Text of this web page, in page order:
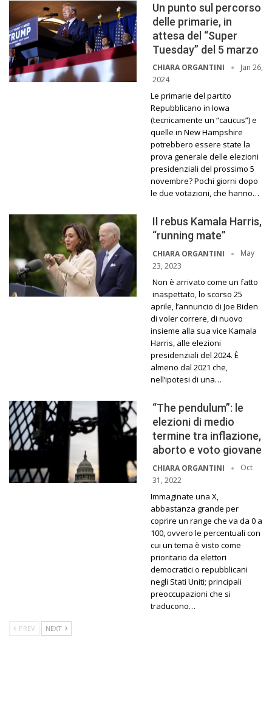
Un punto sul percorso
delle primarie, in
attesa del “Super
Tuesday” del 5 marzo
CHIARA ORGANTINI
Jan 26,
2024
Le primarie del partito
Repubblicano in Iowa
(tecnicamente un “caucus”) e
quelle in New Hampshire
potrebbero essere state la
prova generale delle elezioni
presidenziali del prossimo 5
novembre? Pochi giorni dopo
le due votazioni, che hanno…
Il rebus Kamala Harris,
“running mate”
CHIARA ORGANTINI
May
23, 2023
Non è arrivato come un fatto
inaspettato, lo scorso 25
aprile, l’annuncio di Joe Biden
di voler correre, di nuovo
insieme alla sua vice Kamala
Harris, alle elezioni
presidenziali del 2024. È
almeno dal 2021 che,
nell’ipotesi di una…
“The pendulum”: le
elezioni di medio
termine tra inflazione,
aborto e voto giovane
CHIARA ORGANTINI
Oct
31, 2022
Immaginate una X,
abbastanza grande per
coprire un range che va da 0 a
100, ovvero le percentuali con
cui un tema è visto come
prioritario da elettori
democratici o repubblicani
negli Stati Uniti; principali
preoccupazioni che si
traducono…
PREV NEXT